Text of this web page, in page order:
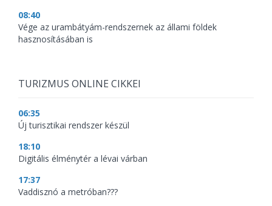
08:40
Vége az urambátyám-rendszernek az állami földek
hasznosításában is
TURIZMUS ONLINE CIKKEI
06:35
Új turisztikai rendszer készül
18:10
Digitális élménytér a lévai várban
17:37
Vaddisznó a metróban???